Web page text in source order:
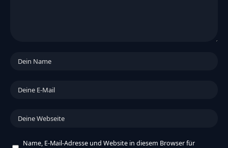
Name, E-Mail-Adresse und Website in diesem Browser für